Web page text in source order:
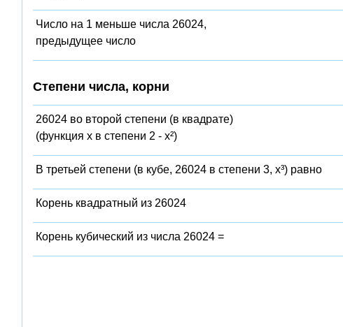
Число на 1 меньше числа 26024,
предыдущее число
Степени числа, корни
26024 во второй степени (в квадрате)
(функция x в степени 2 - x²)
В третьей степени (в кубе, 26024 в степени 3, x³) равно
Корень квадратный из 26024
Корень кубический из числа 26024 =